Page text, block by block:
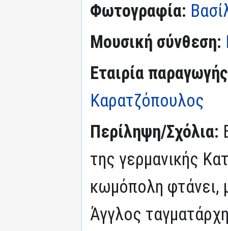
Φωτογραφία:
Μουσική σύνθεση:
Εταιρία
Καρατζόπουλος
Περίληψη/Σχόλια:
της γερμανικής
κωμόπολη φτάνει,
Άγγλος